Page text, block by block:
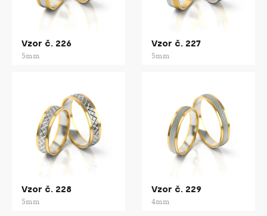
Vzor č. 226
5mm
Vzor č. 227
5mm
Vzor č. 228
5mm
Vzor č. 229
4mm